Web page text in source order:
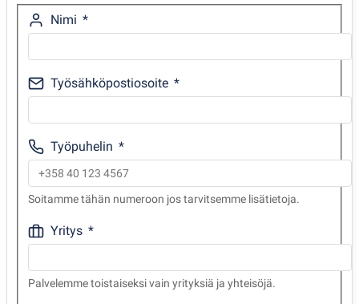
Nimi
Työsähköpostiosoite
Työpuhelin
Soitamme tähän numeroon jos tarvitsemme lisätietoja.
Yritys
Palvelemme toistaiseksi vain yrityksiä ja yhteisöjä.